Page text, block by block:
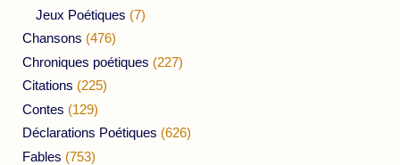
Jeux Poétiques (7)
Chansons (476)
Chroniques poétiques (227)
Citations (225)
Contes (129)
Déclarations Poétiques (626)
Fables (753)